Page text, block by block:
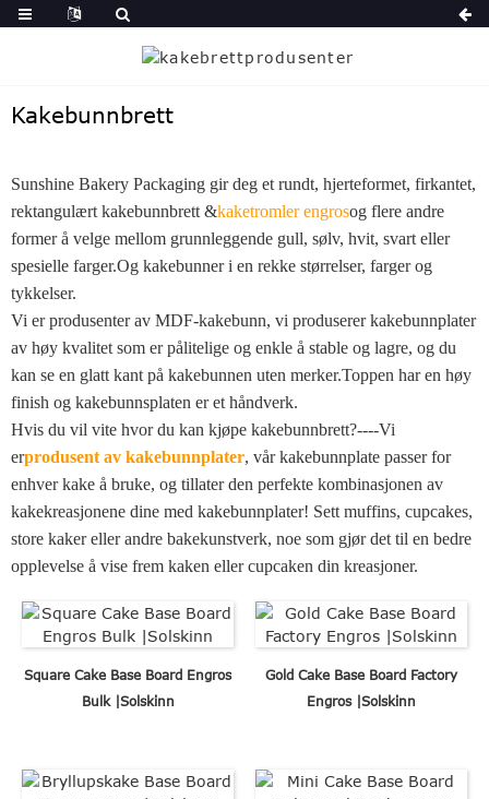
Kakebunnbrett
Sunshine Bakery Packaging gir deg et rundt, hjerteformet, firkantet,
rektangulært kakebunnbrett &kaketromler engrosog flere andre
former å velge mellom grunnleggende gull, sølv, hvit, svart eller
spesielle farger.Og kakebunner i en rekke størrelser, farger og
tykkelser.
Vi er produsenter av MDF-kakebunn, vi produserer kakebunnplater
av høy kvalitet som er pålitelige og enkle å stable og lagre, og du
kan se en glatt kant på kakebunnen uten merker.Toppen har en høy
finish og kakebunnsplaten er et håndverk.
Hvis du vil vite hvor du kan kjøpe kakebunnbrett?----Vi
erprodusent av kakebunnplater, vår kakebunnplate passer for
enhver kake å bruke, og tillater den perfekte kombinasjonen av
kakekreasjonene dine med kakebunnplater! Sett muffins, cupcakes,
store kaker eller andre bakekunstverk, noe som gjør det til en bedre
opplevelse å vise frem kaken eller cupcaken din kreasjoner.
Square Cake Base Board Engros
Bulk |Solskinn
Gold Cake Base Board Factory
Engros |Solskinn